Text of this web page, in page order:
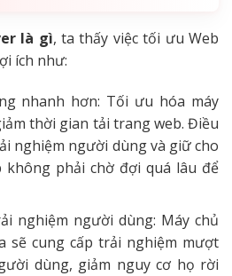
là gì, ta thấy việc tối ưu Web
ích như:
nhanh hơn: Tối ưu hóa máy
thời gian tải trang web. Điều
nghiệm người dùng và giữ cho
không phải chờ đợi quá lâu để
nghiệm người dùng: Máy chủ
sẽ cung cấp trải nghiệm mượt
dùng, giảm nguy cơ họ rời